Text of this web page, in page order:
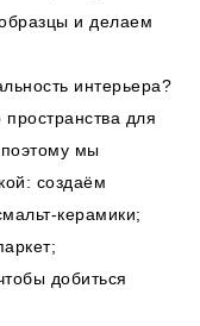
и делаем
интерьера?
для
мы
создаём
керамики;
добиться